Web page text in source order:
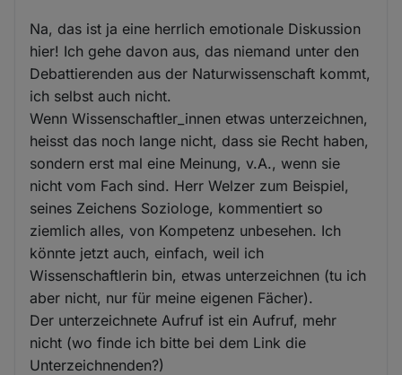
Na, das ist ja eine herrlich emotionale Diskussion
hier! Ich gehe davon aus, das niemand unter den
Debattierenden aus der Naturwissenschaft kommt,
ich selbst auch nicht.
Wenn Wissenschaftler_innen etwas unterzeichnen,
heisst das noch lange nicht, dass sie Recht haben,
sondern erst mal eine Meinung, v.A., wenn sie
nicht vom Fach sind. Herr Welzer zum Beispiel,
seines Zeichens Soziologe, kommentiert so
ziemlich alles, von Kompetenz unbesehen. Ich
könnte jetzt auch, einfach, weil ich
Wissenschaftlerin bin, etwas unterzeichnen (tu ich
aber nicht, nur für meine eigenen Fächer).
Der unterzeichnete Aufruf ist ein Aufruf, mehr
nicht (wo finde ich bitte bei dem Link die
Unterzeichnenden?)